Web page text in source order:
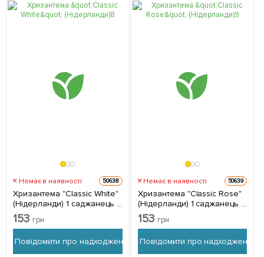
Немає в наявності 50638
Хризантема "Classic White"
(Нідерланди) 1 саджанець в
упаковці (кімнатний)
153 грн
Повідомити про надходження
Немає в наявності 50639
Хризантема "Classic Rose"
(Нідерланди) 1 саджанець в
упаковці (кімнатний)
153 грн
Повідомити про надходження